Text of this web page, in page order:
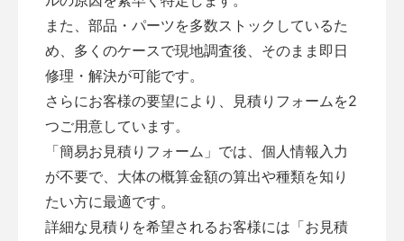
また、部品・パーツを多数ストックしているた
め、多くのケースで現地調査後、そのまま即日
修理・解決が可能です。
さらにお客様の要望により、見積りフォームを2
つご用意しています。
「簡易お見積りフォーム 」では、個人情報入力
が不要で、大体の概算金額の算出や種類を知り
たい方に最適です。
詳細な見積りを希望されるお客様には「お見積